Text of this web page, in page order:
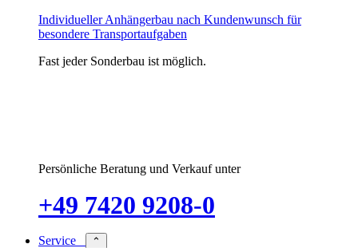
Individueller Anhängerbau nach Kundenwunsch für
besondere Transportaufgaben
Fast jeder Sonderbau ist möglich.
Persönliche Beratung und Verkauf unter
+49 7420 9208-0
Service ⌃